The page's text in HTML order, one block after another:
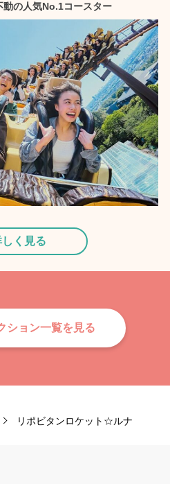
動の人気No.1コースター
しく見る
ション一覧を見る
リポビタンロケット☆ルナ